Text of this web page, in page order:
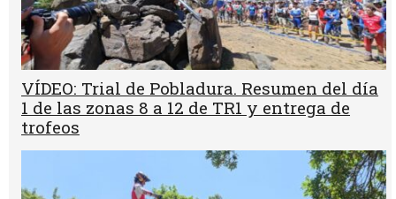
VÍDEO: Trial de Pobladura. Resumen del día
1 de las zonas 8 a 12 de TR1 y entrega de
trofeos